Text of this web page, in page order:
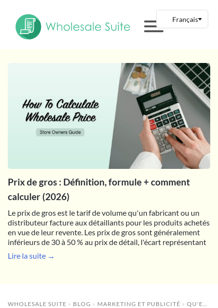
Prix de gros : Définition, formule + comment
calculer (2026)
Le prix de gros est le tarif de volume qu'un fabricant ou un
distributeur facture aux détaillants pour les produits achetés
en vue de leur revente. Les prix de gros sont généralement
inférieurs de 30 à 50 % au prix de détail, l'écart représentant
Lire la suite →
WHOLESALE SUITE » BLOG » MARKETING ET PUBLICITÉ » QU'EST-CE QUE YMYL ? (GUIDE SIMPLE POUR LES SITES WEB B2B)